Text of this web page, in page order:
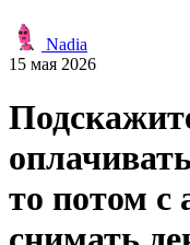
Nadia
15 мая 2026
то потом с